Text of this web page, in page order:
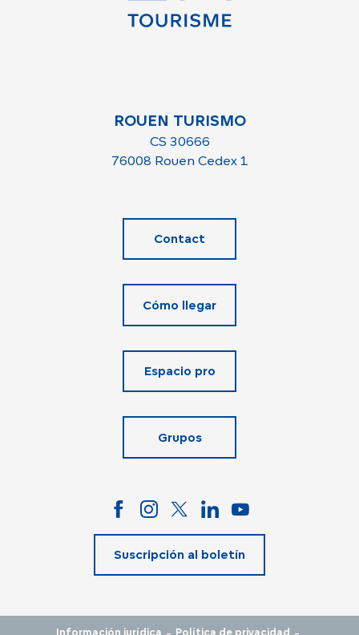
ROUEN TURISMO
CS 30666
76008 Rouen Cedex 1
Contact
Cómo llegar
Espacio pro
Grupos
Suscripción al boletín
Información jurídica Política de privacidad